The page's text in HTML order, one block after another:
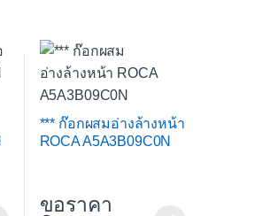
*** ก๊อกผสมอ่างล้างหน้า
ROCA A5A3B09C0N
ขอราคา